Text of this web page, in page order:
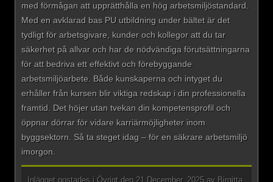
med förmågan att upprätthålla en hög arbetsmiljöstandard.
Med en avklarad bas PU utbildning under bältet är det
tydligt för arbetsgivare, kunder och kollegor att du tar
säkerhet på allvar och har de nödvändiga förutsättningarna
för att bedriva ett effektivt och förebyggande
arbetsmiljöarbete. Både kunskaperna och intyget du
erhåller från kursen blir viktiga redskap i din professionella
framtid. Det höjer utan tvekan din kompetensprofil och
öppnar dörrar för vidare karriärmöjligheter inom
byggsektorn. Så ta steget idag – för en säkrare arbetsmiljö
imorgon.
Inlägget postades i Övrigt den 21 December, 2025 av Birgitta.